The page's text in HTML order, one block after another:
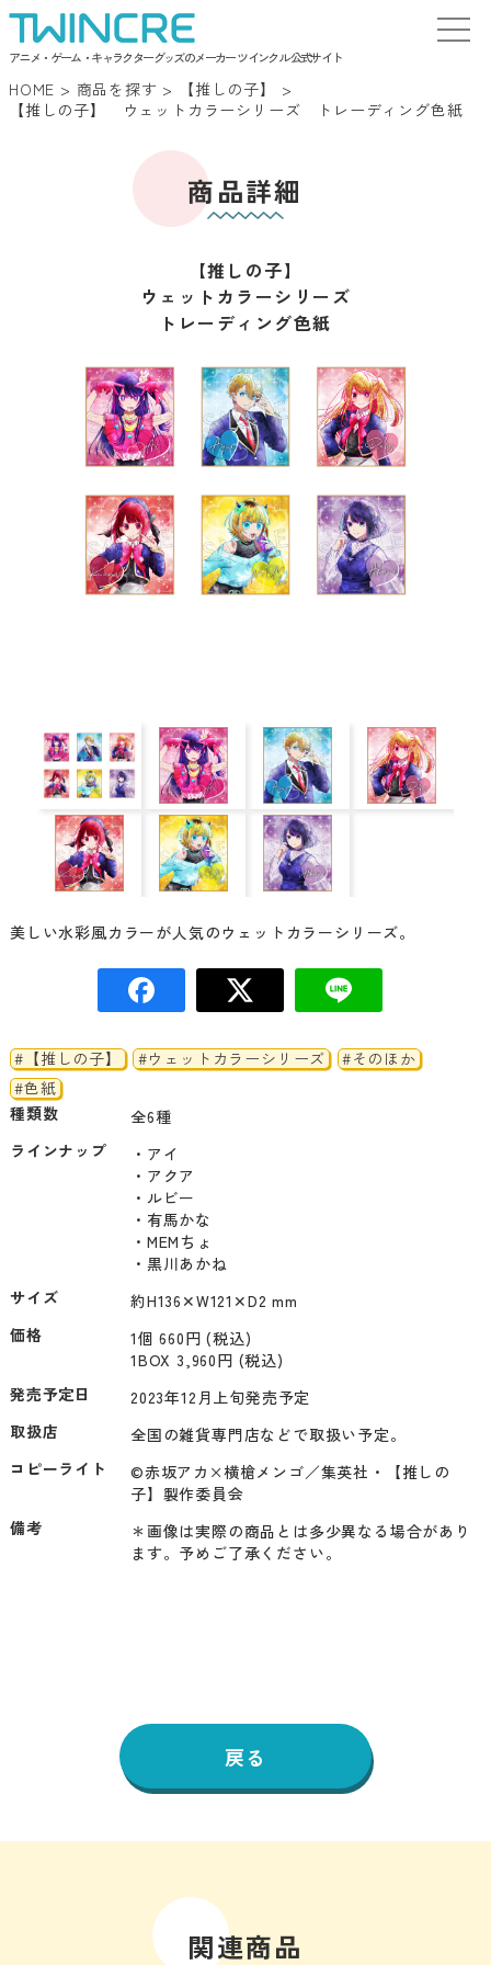
アニメ・ゲーム・キャラクターグッズのメーカー ツインクル 公式サイト
HOME > 商品を探す > 【推しの子】
>
【推しの子】 ウェットカラーシリーズ トレーディング色紙
商品詳細
【推しの子】
ウェットカラーシリーズ
トレーディング色紙
美しい水彩風カラーが人気のウェットカラーシリーズ。
#【推しの子】 #ウェットカラーシリーズ
#そのほか
#色紙
種類数
全6種
ラインナップ
・アイ
・アクア
・ルビー
・有馬かな
・MEMちょ
・黒川あかね
サイズ
約H136✕W121✕D2 mm
価格
1個 660円 (税込)
1BOX 3,960円 (税込)
発売予定日
2023年12月上旬発売予定
取扱店
全国の雑貨専門店などで取扱い予定。
コピーライト
©赤坂アカ×横槍メンゴ／集英社・【推しの
子】製作委員会
備考
＊画像は実際の商品とは多少異なる場合があり
ます。予めご了承ください。
戻る
関連商品